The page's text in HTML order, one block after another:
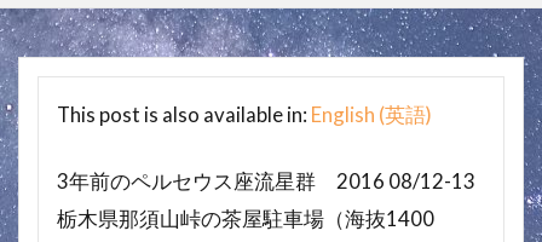
This post is also available in: English (英語)
3年前のペルセウス座流星群 2016 08/12-13
栃木県那須山峠の茶屋駐車場（海抜1400